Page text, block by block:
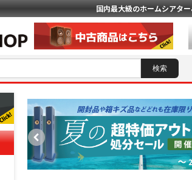
国内最大級のホームシアタ